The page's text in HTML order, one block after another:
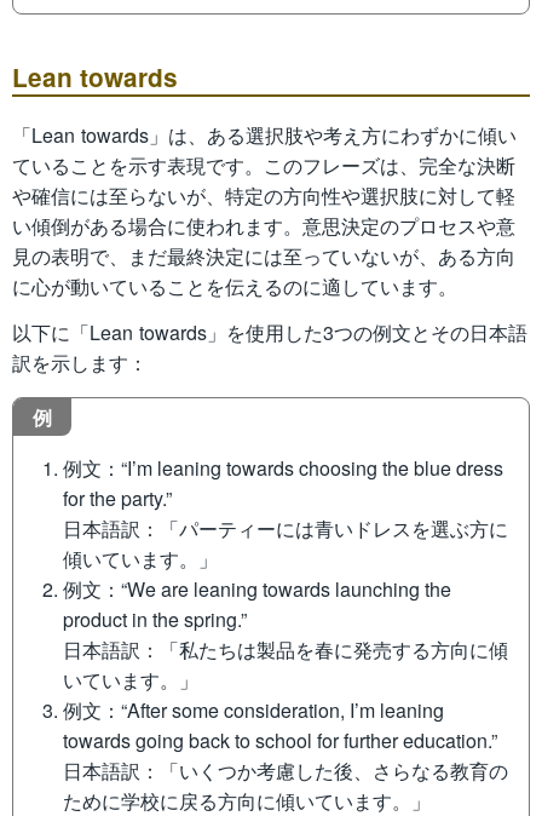
Lean towards
「Lean towards」は、ある選択肢や考え方にわずかに傾い
ていることを示す表現です。このフレーズは、完全な決断
や確信には至らないが、特定の方向性や選択肢に対して軽
い傾倒がある場合に使われます。意思決定のプロセスや意
見の表明で、まだ最終決定には至っていないが、ある方向
に心が動いていることを伝えるのに適しています。
以下に「Lean towards」を使用した3つの例文とその日本語
訳を示します：
例
例文：“I’m leaning towards choosing the blue dress
for the party.”
日本語訳：「パーティーには青いドレスを選ぶ方に
傾いています。」
例文：“We are leaning towards launching the
product in the spring.”
日本語訳：「私たちは製品を春に発売する方向に傾
いています。」
例文：“After some consideration, I’m leaning
towards going back to school for further education.”
日本語訳：「いくつか考慮した後、さらなる教育の
ために学校に戻る方向に傾いています。」